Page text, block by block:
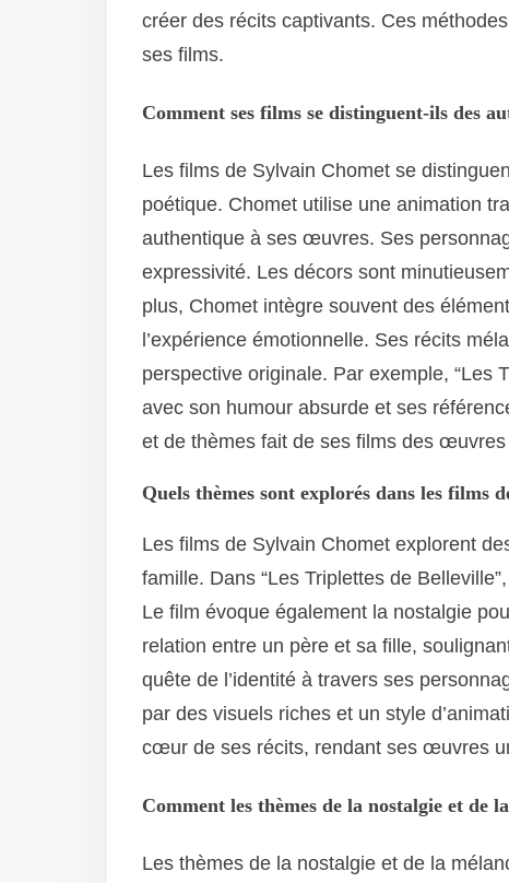
créer des récits captivants. Ces
ses films.
Comment ses films se distinguent-ils des
Les films de Sylvain Chomet se
poétique. Chomet utilise une animation
authentique à ses œuvres. Ses
expressivité. Les décors sont
plus, Chomet intègre souvent des
l’expérience émotionnelle. Ses récits
perspective originale. Par exemple, “Les
avec son humour absurde et ses
et de thèmes fait de ses films des
Quels thèmes sont explorés dans les films
Les films de Sylvain Chomet explorent
famille. Dans “Les Triplettes de
Le film évoque également la nostalgie
relation entre un père et sa fille,
quête de l’identité à travers ses
par des visuels riches et un style
cœur de ses récits, rendant ses œuvres
Comment les thèmes de la nostalgie et de
Les thèmes de la nostalgie et de la